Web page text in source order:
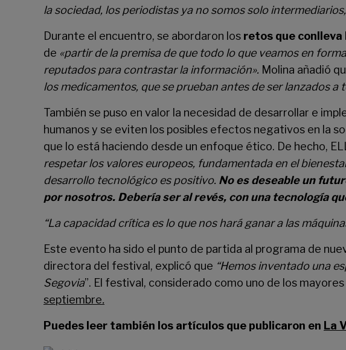
la sociedad, los periodistas ya no somos solo
Durante el encuentro, se abordaron los retos que
de «partir de la premisa de que todo lo que veamos en
reputados para contrastar la información». Molina añadió
los medicamentos, que se prueban antes de ser lanzados a
También se puso en valor la necesidad de desarrollar e
humanos y se eviten los posibles efectos negativos en la
que lo está haciendo desde un enfoque ético. De hecho,
respetar los valores europeos, fundamentada en el
desarrollo tecnológico es positivo. No es deseable un
por nosotros. Debería ser al revés, con una tecnología
“La capacidad crítica es lo que nos hará ganar a las
Este evento ha sido el punto de partida al programa de
directora del festival, explicó que “Hemos inventado una
Segovia”. El festival, considerado como uno de los
septiembre.
Puedes leer también los artículos que publicaron en La